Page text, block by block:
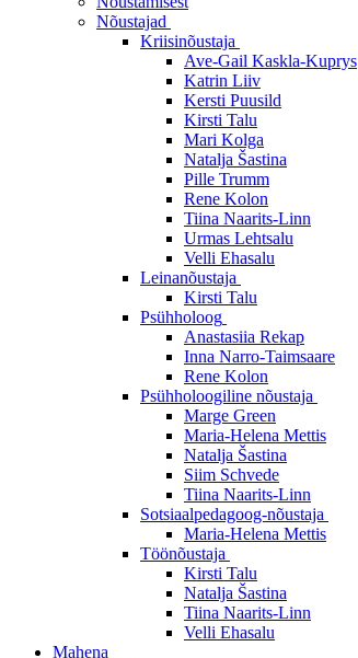
Nõustajad
Kriisinõustaja
Ave-Gail Kaskla-Kuprys
Katrin Liiv
Kersti Puusild
Kirsti Talu
Mari Kolga
Natalja Šastina
Pille Trumm
Rene Kolon
Tiina Naarits-Linn
Urmas Lehtsalu
Velli Ehasalu
Leinanõustaja
Kirsti Talu
Psühholoog
Anastasiia Rekap
Inna Narro-Taimsaare
Rene Kolon
Psühholoogiline nõustaja
Marge Green
Maria-Helena Mettis
Natalja Šastina
Siim Schvede
Tiina Naarits-Linn
Sotsiaalpedagoog-nõustaja
Maria-Helena Mettis
Töönõustaja
Kirsti Talu
Natalja Šastina
Tiina Naarits-Linn
Velli Ehasalu
Mahena